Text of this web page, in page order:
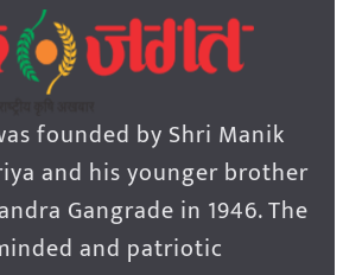
founded by Shri Manik
and his younger brother
Gangrade in 1946. The
and patriotic